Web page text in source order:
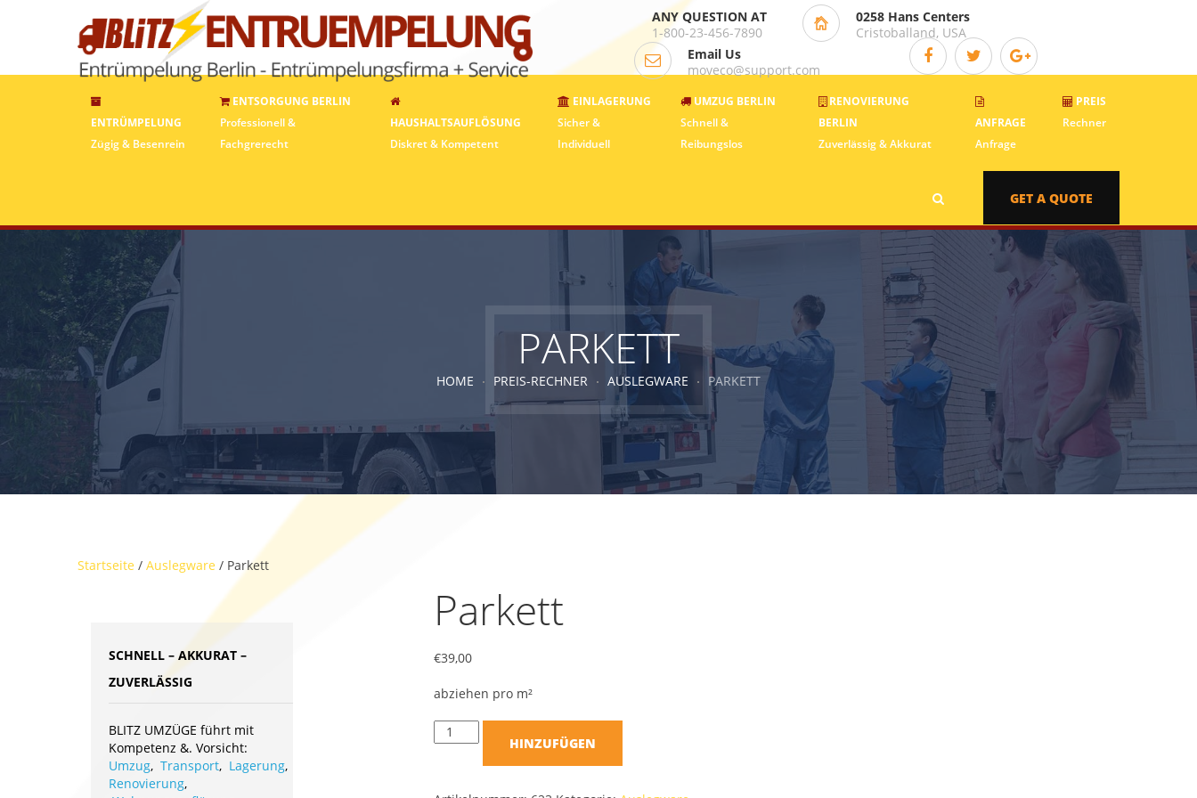
ANY QUESTION AT
1-800-23-456-7890
0258 Hans Centers
Cristoballand, USA
Email Us
moveco@support.com
ENTRÜMPELUNG
Zügig & Besenrein
ENTSORGUNG BERLIN
Professionell &
Fachgrerecht
HAUSHALTSAUFLÖSUNG
Diskret & Kompetent
EINLAGERUNG
Sicher &
Individuell
UMZUG BERLIN
Schnell &
Reibungslos
RENOVIERUNG
BERLIN
Zuverlässig & Akkurat
ANFRAGE
Anfrage
PREIS
Rechner
GET A QUOTE
PARKETT
HOME PREIS-RECHNER AUSLEGWARE PARKETT
Startseite / Auslegware / Parkett
Parkett
€39,00
abziehen pro m²
HINZUFÜGEN
SCHNELL – AKKURAT –
ZUVERLÄSSIG
BLITZ UMZÜGE führt mit
Kompetenz &. Vorsicht:
Umzug, Transport, Lagerung,
Renovierung,